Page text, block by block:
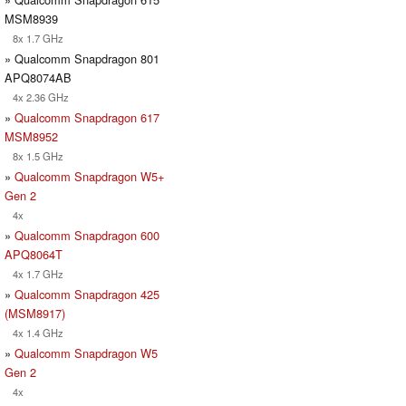
MSM8939
8x 1.7 GHz
» Qualcomm Snapdragon 801
APQ8074AB
4x 2.36 GHz
» Qualcomm Snapdragon 617
MSM8952
8x 1.5 GHz
» Qualcomm Snapdragon W5+
Gen 2
4x
» Qualcomm Snapdragon 600
APQ8064T
4x 1.7 GHz
» Qualcomm Snapdragon 425
(MSM8917)
4x 1.4 GHz
» Qualcomm Snapdragon W5
Gen 2
4x